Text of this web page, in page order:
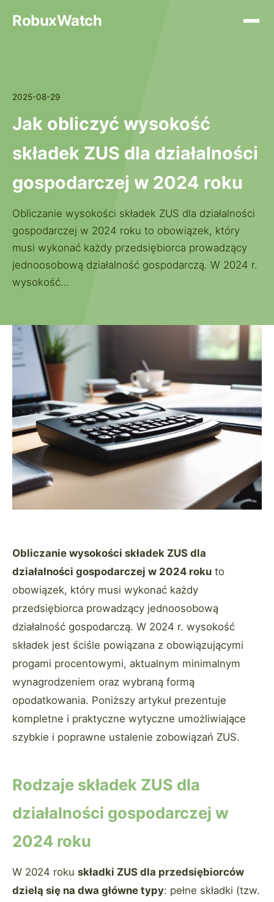
RobuxWatch
2025-08-29
Jak obliczyć wysokość
składek ZUS dla działalności
gospodarczej w 2024 roku
Obliczanie wysokości składek ZUS dla działalności
gospodarczej w 2024 roku to obowiązek, który
musi wykonać każdy przedsiębiorca prowadzący
jednoosobową działalność gospodarczą. W 2024 r.
wysokość...
Obliczanie wysokości składek ZUS dla
działalności gospodarczej w 2024 roku to
obowiązek, który musi wykonać każdy
przedsiębiorca prowadzący jednoosobową
działalność gospodarczą. W 2024 r. wysokość
składek jest ściśle powiązana z obowiązującymi
progami procentowymi, aktualnym minimalnym
wynagrodzeniem oraz wybraną formą
opodatkowania. Poniższy artykuł prezentuje
kompletne i praktyczne wytyczne umożliwiające
szybkie i poprawne ustalenie zobowiązań ZUS.
Rodzaje składek ZUS dla
działalności gospodarczej w
2024 roku
W 2024 roku składki ZUS dla przedsiębiorców
dzielą się na dwa główne typy: pełne składki (tzw.